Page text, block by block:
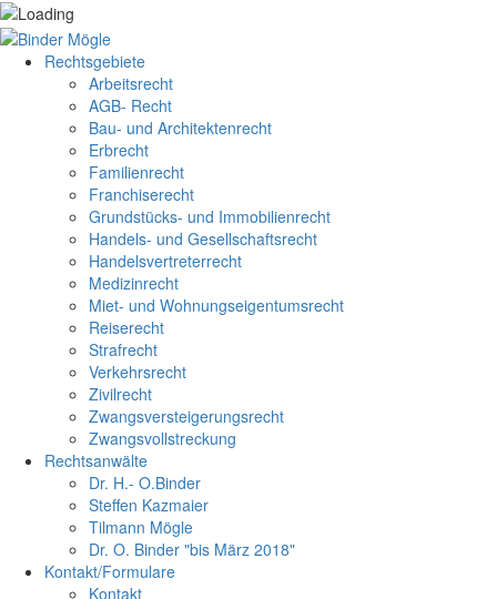
Rechtsgebiete
Arbeitsrecht
AGB- Recht
Bau- und Architektenrecht
Erbrecht
Familienrecht
Franchiserecht
Grundstücks- und Immobilienrecht
Handels- und Gesellschaftsrecht
Handelsvertreterrecht
Medizinrecht
Miet- und Wohnungseigentumsrecht
Reiserecht
Strafrecht
Verkehrsrecht
Zivilrecht
Zwangsversteigerungsrecht
Zwangsvollstreckung
Rechtsanwälte
Dr. H.- O.Binder
Steffen Kazmaier
Tilmann Mögle
Dr. O. Binder "bis März 2018"
Kontakt/Formulare
Kontakt